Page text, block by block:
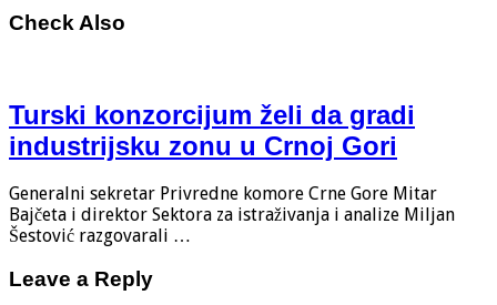
Check Also
Turski konzorcijum želi da gradi
industrijsku zonu u Crnoj Gori
Generalni sekretar Privredne komore Crne Gore Mitar
Bajčeta i direktor Sektora za istraživanja i analize Miljan
Šestović razgovarali …
Leave a Reply